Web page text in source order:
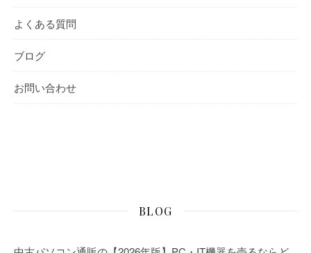
よくある質問
ブログ
お問い合わせ
BLOG